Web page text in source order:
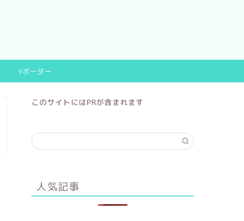
9ボーダー
このサイトにはPRが含まれます
人気記事